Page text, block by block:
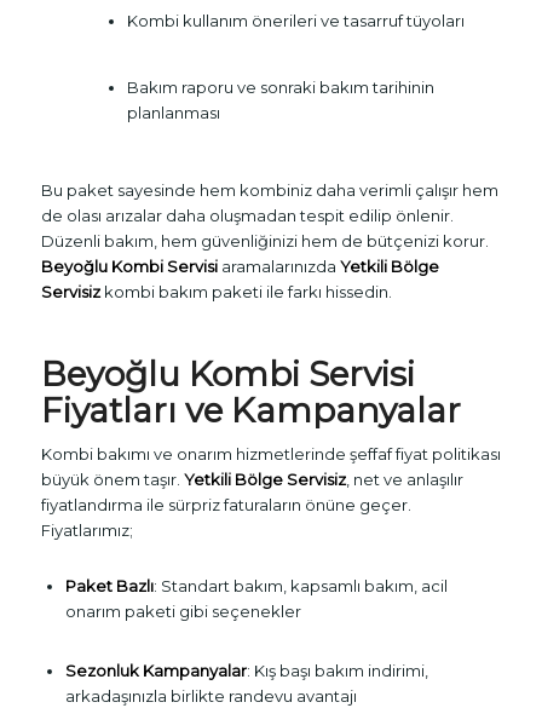
Kombi kullanım önerileri ve tasarruf tüyoları
Bakım raporu ve sonraki bakım tarihinin
planlanması
Bu paket sayesinde hem kombiniz daha verimli çalışır hem
de olası arızalar daha oluşmadan tespit edilip önlenir.
Düzenli bakım, hem güvenliğinizi hem de bütçenizi korur.
Beyoğlu Kombi Servisiaramalarınızda Yetkili Bölge
Servisizkombi bakım paketi ile farkı hissedin.
Beyoğlu Kombi Servisi
Fiyatları ve Kampanyalar
Kombi bakımı ve onarım hizmetlerinde şeffaf fiyat politikası
büyük önem taşır. Yetkili Bölge Servisiz, net ve anlaşılır
fiyatlandırma ile sürpriz faturaların önüne geçer.
Fiyatlarımız;
Paket Bazlı: Standart bakım, kapsamlı bakım, acil
onarım paketi gibi seçenekler
Sezonluk Kampanyalar: Kış başı bakım indirimi,
arkadaşınızla birlikte randevu avantajı